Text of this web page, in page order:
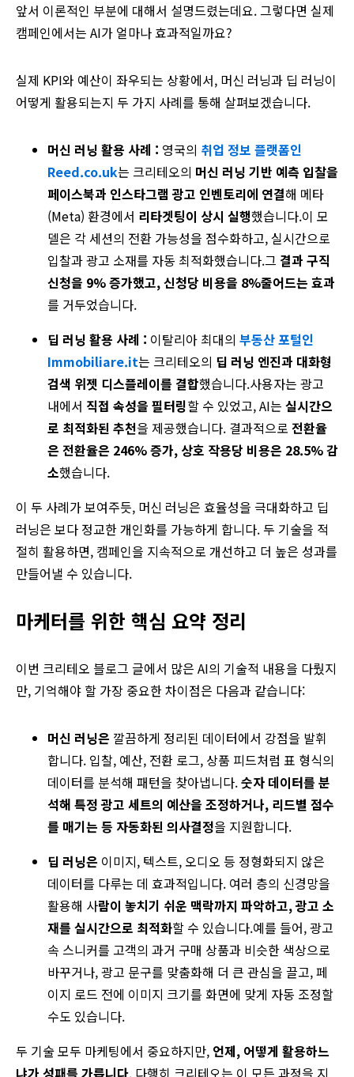
앞서 이론적인 부분에 대해서 설명드렸는데요. 그렇다면 실제
캠페인에서는 AI가 얼마나 효과적일까요?
실제 KPI와 예산이 좌우되는 상황에서, 머신 러닝과 딥 러닝이
어떻게 활용되는지 두 가지 사례를 통해 살펴보겠습니다.
머신 러닝 활용 사례 : 영국의 취업 정보 플랫폼인
Reed.co.uk는 크리테오의 머신 러닝 기반 예측 입찰을
페이스북과 인스타그램 광고 인벤토리에 연결해 메타
(Meta) 환경에서 리타겟팅이 상시 실행했습니다.이 모
델은 각 세션의 전환 가능성을 점수화하고, 실시간으로
입찰과 광고 소재를 자동 최적화했습니다.그 결과 구직
신청을 9% 증가했고, 신청당 비용을 8%줄어드는 효과
를 거두었습니다.
딥 러닝 활용 사례 : 이탈리아 최대의 부동산 포털인
Immobiliare.it는 크리테오의 딥 러닝 엔진과 대화형
검색 위젯 디스플레이를 결합했습니다.사용자는 광고
내에서 직접 속성을 필터링할 수 있었고, AI는 실시간으
로 최적화된 추천을 제공했습니다. 결과적으로 전환율
은 전환율은 246% 증가, 상호 작용당 비용은 28.5% 감
소했습니다.
이 두 사례가 보여주듯, 머신 러닝은 효율성을 극대화하고 딥
러닝은 보다 정교한 개인화를 가능하게 합니다. 두 기술을 적
절히 활용하면, 캠페인을 지속적으로 개선하고 더 높은 성과를
만들어낼 수 있습니다.
마케터를 위한 핵심 요약 정리
이번 크리테오 블로그 글에서 많은 AI의 기술적 내용을 다뤘지
만, 기억해야 할 가장 중요한 차이점은 다음과 같습니다:
머신 러닝은 깔끔하게 정리된 데이터에서 강점을 발휘
합니다. 입찰, 예산, 전환 로그, 상품 피드처럼 표 형식의
데이터를 분석해 패턴을 찾아냅니다.숫자 데이터를 분
석해 특정 광고 세트의 예산을 조정하거나, 리드별 점수
를 매기는 등 자동화된 의사결정을 지원합니다.
딥 러닝은 이미지, 텍스트, 오디오 등 정형화되지 않은
데이터를 다루는 데 효과적입니다. 여러 층의 신경망을
활용해 사람이 놓치기 쉬운 맥락까지 파악하고, 광고 소
재를 실시간으로 최적화할 수 있습니다.예를 들어, 광고
속 스니커를 고객의 과거 구매 상품과 비슷한 색상으로
바꾸거나, 광고 문구를 맞춤화해 더 큰 관심을 끌고, 페
이지 로드 전에 이미지 크기를 화면에 맞게 자동 조정할
수도 있습니다.
두 기술 모두 마케팅에서 중요하지만, 언제, 어떻게 활용하느